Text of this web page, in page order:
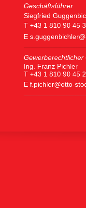
Geschäftsführer
Siegfried
T +43 1 810 90 45
E
Gewerberechtlicher
Ing. Franz Pichler
T +43 1 810 90 45
E f.pichler@otto-